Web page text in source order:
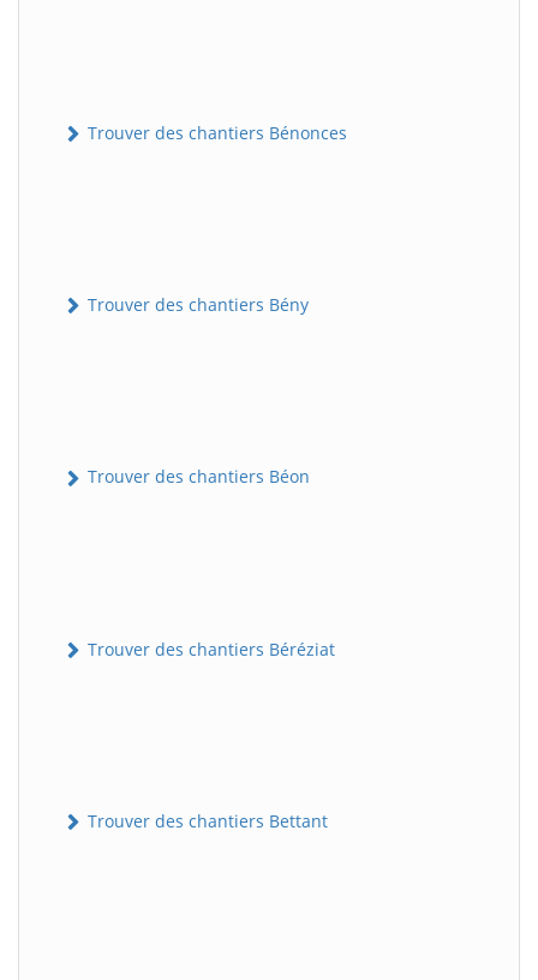
Trouver des chantiers Bénonces
Trouver des chantiers Bény
Trouver des chantiers Béon
Trouver des chantiers Béréziat
Trouver des chantiers Bettant